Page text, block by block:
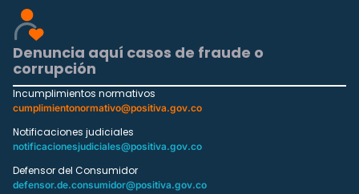
Denuncia aquí casos de fraude o
corrupción
Incumplimientos normativos
cumplimientonormativo@positiva.gov.co
Notificaciones judiciales
notificacionesjudiciales@positiva.gov.co
Defensor del Consumidor
defensor.de.consumidor@positiva.gov.co